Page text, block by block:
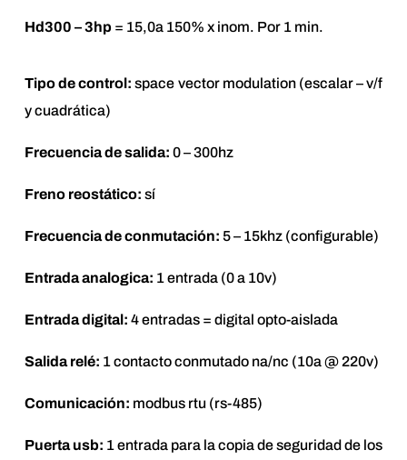
Hd300 – 3hp= 15,0a 150% x inom. Por 1 min.
Tipo de control: space vector modulation (escalar – v/f
y cuadrática)
Frecuencia de salida: 0 – 300hz
Freno reostático: sí
Frecuencia de conmutación: 5 – 15khz (configurable)
Entrada analogica: 1 entrada (0 a 10v)
Entrada digital: 4 entradas = digital opto-aislada
Salida relé: 1 contacto conmutado na/nc (10a @ 220v)
Comunicación: modbus rtu (rs-485)
Puerta usb: 1 entrada para la copia de seguridad de los